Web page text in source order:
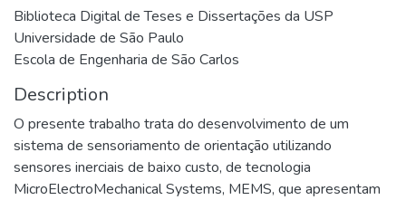
Biblioteca Digital de Teses e Dissertações da USP
Universidade de São Paulo
Escola de Engenharia de São Carlos
Description
O presente trabalho trata do desenvolvimento de um
sistema de sensoriamento de orientação utilizando
sensores inerciais de baixo custo, de tecnologia
MicroElectroMechanical Systems, MEMS, que apresentam